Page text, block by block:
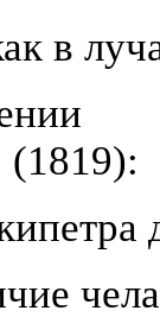
в
(1819):